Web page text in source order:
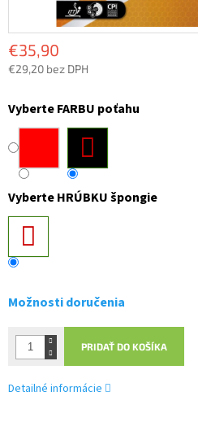
€35,90
€29,20 bez DPH
cena:
Vyberte FARBU poťahu
Vyberte HRÚBKU špongie
Možnosti doručenia
PRIDAŤ DO KOŠÍKA
Detailné informácie